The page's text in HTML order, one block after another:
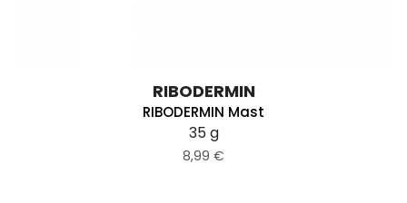
RIBODERMIN
RIBODERMIN Mast
35 g
8,99 €